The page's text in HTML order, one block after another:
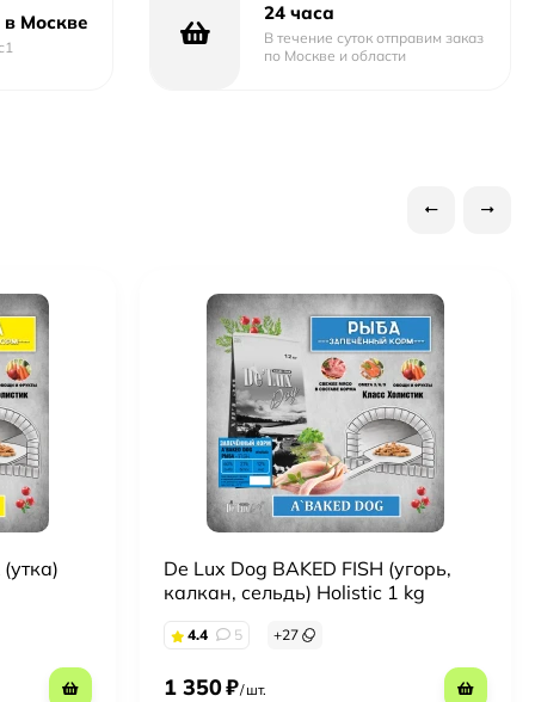
Москве 24 часа
В течение суток отправим заказ
по Москве и области
De Lux Dog BAKED FISH (угорь,
калкан, сельдь) Holistic 1 kg
4.4 5 +27
1 350₽/ шт.